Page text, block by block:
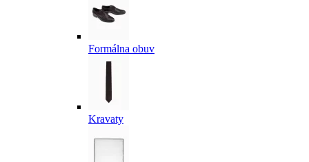
Formálna obuv
Kravaty